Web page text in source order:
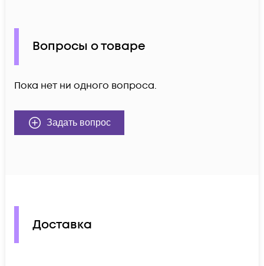
Вопросы о товаре
Пока нет ни одного вопроса.
Задать вопрос
Доставка